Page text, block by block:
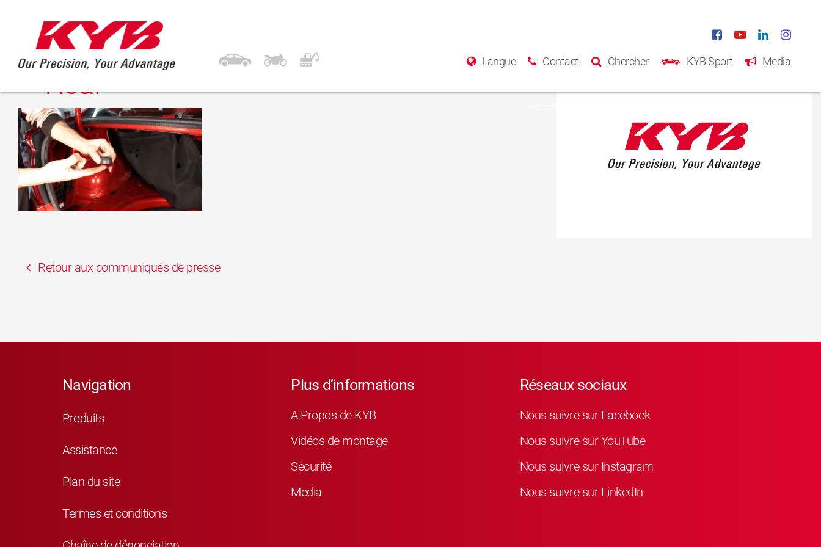
Langue Contact Chercher KYB Sport Media
KYB DACIA / RENAULT Logan I, Sandero
– Rear
Retour aux communiqués de presse
Navigation
Produits
Assistance
Plan du site
Termes et conditions
Plus d’informations
A Propos de KYB
Vidéos de montage
Sécurité
Media
Réseaux sociaux
Nous suivre sur Facebook
Nous suivre sur YouTube
Nous suivre sur Instagram
Nous suivre sur LinkedIn